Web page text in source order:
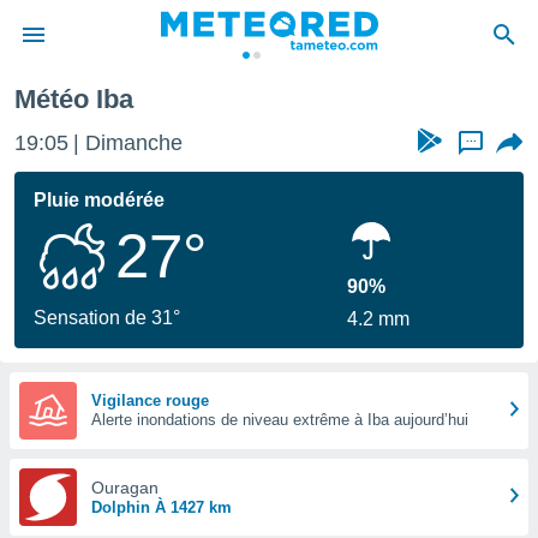
de
par
Météo Iba
19:05 Dimanche ...
Pluie modérée
27°
Sensation de 31°
90%
4.2 mm
Vigilance rouge
Alerte inondations de niveau extrême à Iba aujourd’hui
Ouragan
Dolphin À 1427 km